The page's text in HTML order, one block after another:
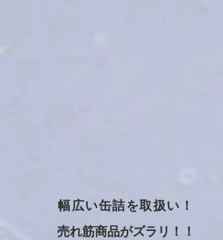
幅広い缶詰を取扱い！
​売れ筋商品がズラリ！！